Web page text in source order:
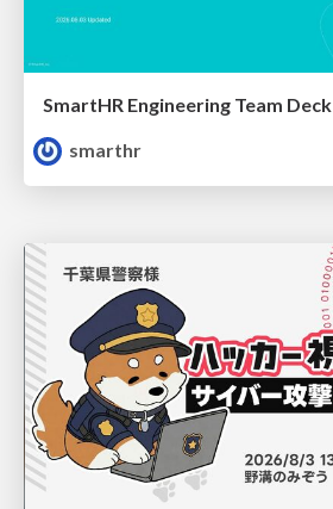
SmartHR Engineering Team Deck
smarthr